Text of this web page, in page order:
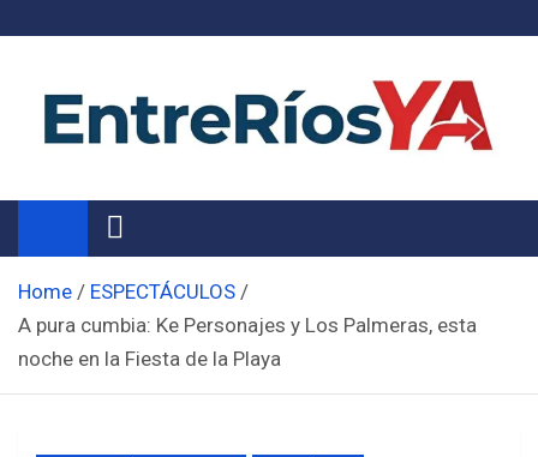
Noticias de Entre Ríos
Información de toda la provincia ahora
Home
ESPECTÁCULOS
A pura cumbia: Ke Personajes y Los Palmeras, esta
noche en la Fiesta de la Playa